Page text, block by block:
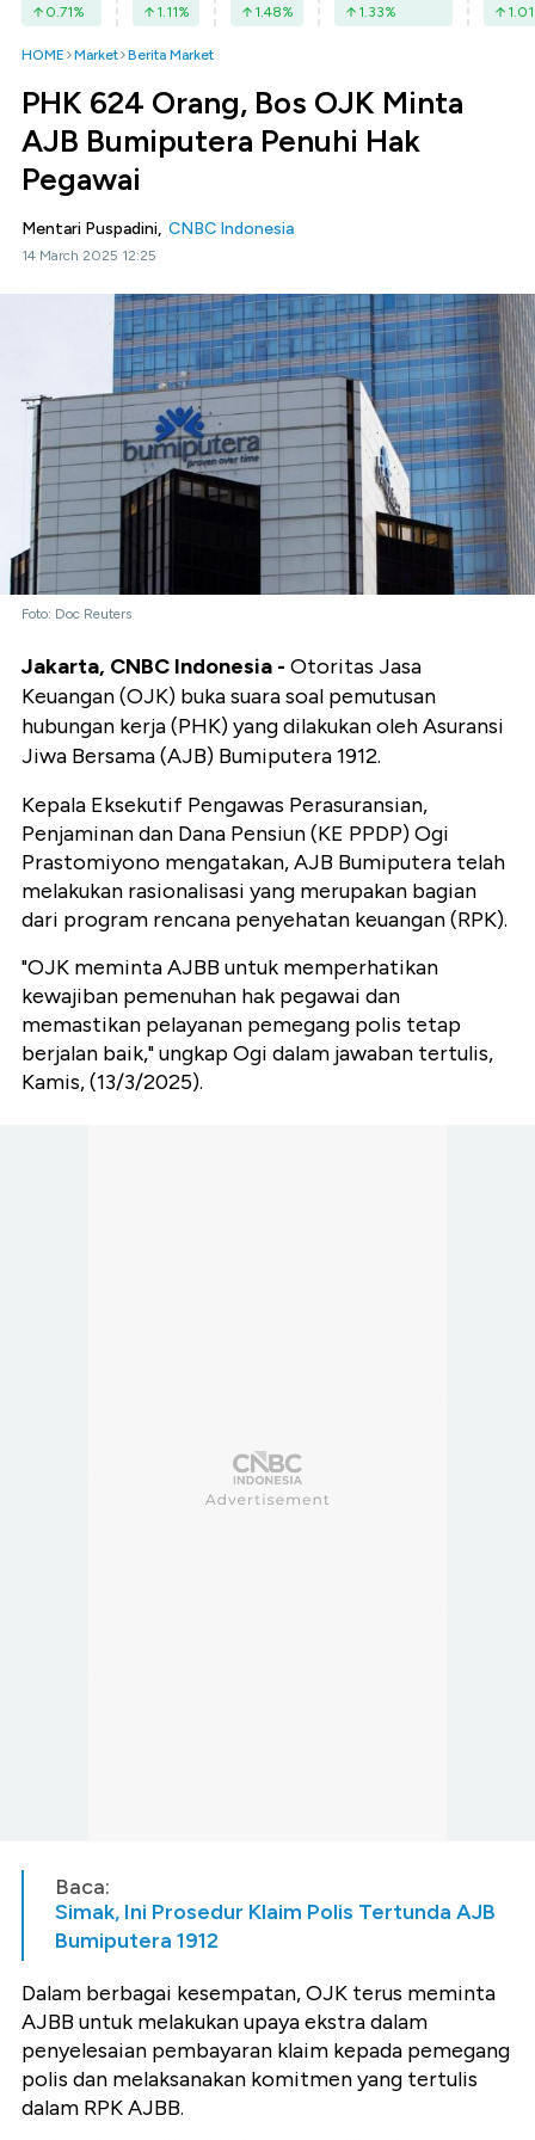
0.71% 1.11% 1.48% 1.33% 1.01
HOME Market Berita Market
PHK 624 Orang, Bos OJK Minta
AJB Bumiputera Penuhi Hak
Pegawai
Mentari Puspadini, CNBC Indonesia
14 March 2025 12:25
Foto: Doc Reuters
Jakarta, CNBC Indonesia - Otoritas Jasa
Keuangan (OJK) buka suara soal pemutusan
hubungan kerja (PHK) yang dilakukan oleh Asuransi
Jiwa Bersama (AJB) Bumiputera 1912.
Kepala Eksekutif Pengawas Perasuransian,
Penjaminan dan Dana Pensiun (KE PPDP) Ogi
Prastomiyono mengatakan, AJB Bumiputera telah
melakukan rasionalisasi yang merupakan bagian
dari program rencana penyehatan keuangan (RPK).
"OJK meminta AJBB untuk memperhatikan
kewajiban pemenuhan hak pegawai dan
memastikan pelayanan pemegang polis tetap
berjalan baik," ungkap Ogi dalam jawaban tertulis,
Kamis, (13/3/2025).
Baca:
Simak, Ini Prosedur Klaim Polis Tertunda AJB
Bumiputera 1912
Dalam berbagai kesempatan, OJK terus meminta
AJBB untuk melakukan upaya ekstra dalam
penyelesaian pembayaran klaim kepada pemegang
polis dan melaksanakan komitmen yang tertulis
dalam RPK AJBB.